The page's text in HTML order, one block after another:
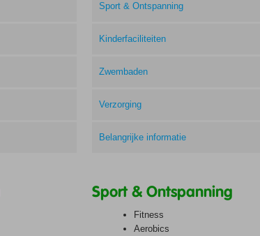
Sport & Ontspanning
Kinderfaciliteiten
Zwembaden
Verzorging
Belangrijke informatie
Sport & Ontspanning
Fitness
Aerobics